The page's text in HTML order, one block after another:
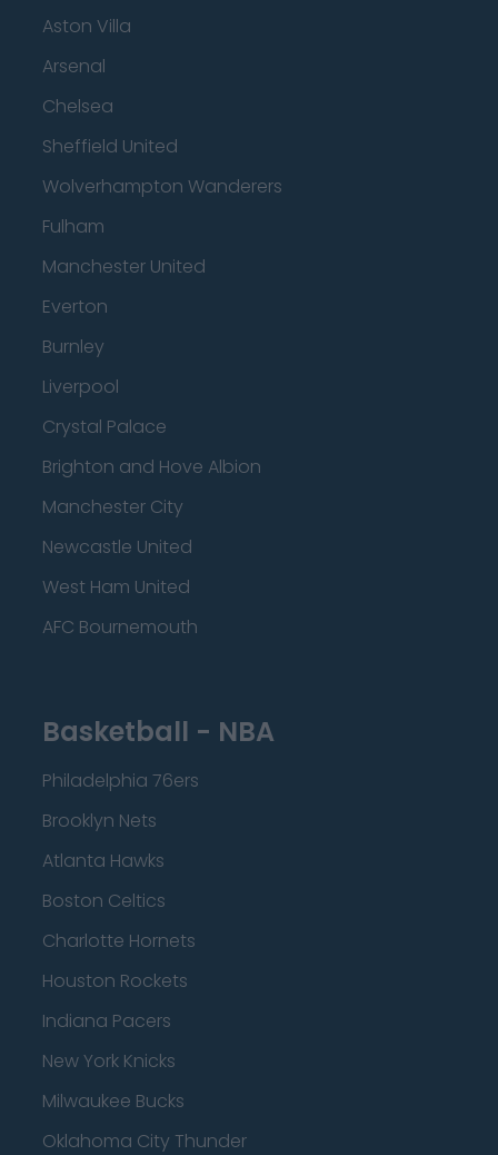
Aston Villa
Arsenal
Chelsea
Sheffield United
Wolverhampton Wanderers
Fulham
Manchester United
Everton
Burnley
Liverpool
Crystal Palace
Brighton and Hove Albion
Manchester City
Newcastle United
West Ham United
AFC Bournemouth
Basketball - NBA
Philadelphia 76ers
Brooklyn Nets
Atlanta Hawks
Boston Celtics
Charlotte Hornets
Houston Rockets
Indiana Pacers
New York Knicks
Milwaukee Bucks
Oklahoma City Thunder